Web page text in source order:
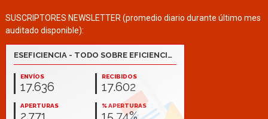
SUSCRIPTORES NEWSLETTER (promedio diario durante último mes
auditado disponible):